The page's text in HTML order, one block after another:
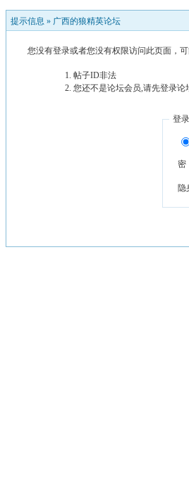
提示信息 » 广西的狼精英论坛
您没有登录或者您没有权限访问此页面，
帖子ID非法
您还不是论坛会员,请先登录论
登录
密
隐